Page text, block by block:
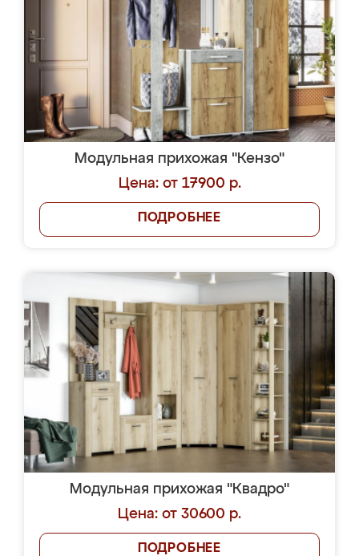
Модульная прихожая "Кензо"
Цена: от 17900 р.
ПОДРОБНЕЕ
Модульная прихожая "Квадро"
Цена: от 30600 р.
ПОДРОБНЕЕ